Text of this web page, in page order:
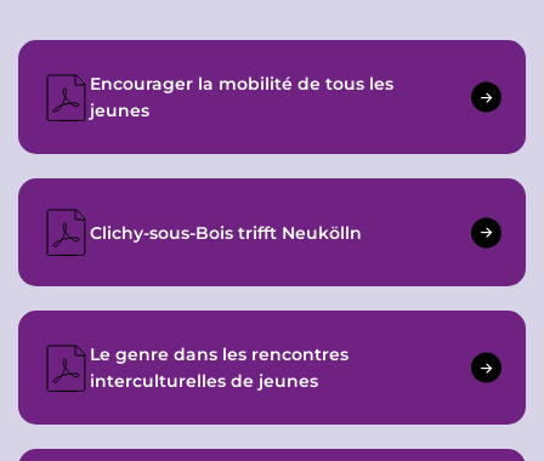
Encourager la mobilité de tous les
jeunes
Clichy-sous-Bois trifft Neukölln
Le genre dans les rencontres
interculturelles de jeunes